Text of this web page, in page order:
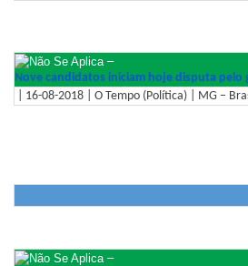
–
Nove candidatos iniciam hoje disputa pelo
| 16-08-2018 | O Tempo (Política) | MG –
–